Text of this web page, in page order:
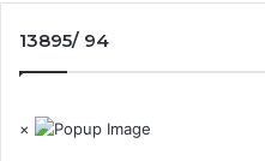
13895/ 94
×